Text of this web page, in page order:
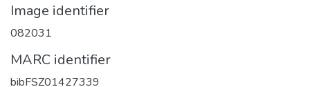
Image identifier
082031
MARC identifier
bibFSZ01427339